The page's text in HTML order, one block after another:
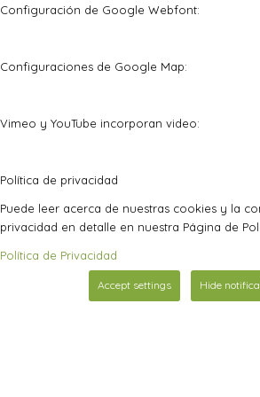
Configuración de Google Webfont:
Configuraciones de Google Map:
Vimeo y YouTube incorporan video:
Política de privacidad
Puede leer acerca de nuestras cookies y la
privacidad en detalle en nuestra Página de
Política de Privacidad
Accept settings Hide